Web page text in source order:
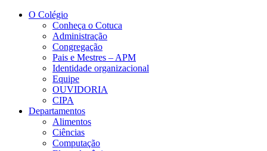
Conteúdo principal
O Colégio
Conheça o Cotuca
Administração
Congregação
Pais e Mestres – APM
Identidade organizacional
Equipe
OUVIDORIA
CIPA
Departamentos
Alimentos
Ciências
Computação